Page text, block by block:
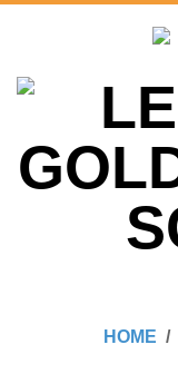
content
HOME